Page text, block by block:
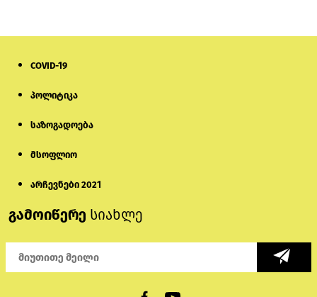
COVID-19
პოლიტიკა
საზოგადოება
მსოფლიო
არჩევნები 2021
გამოიწერე სიახლე